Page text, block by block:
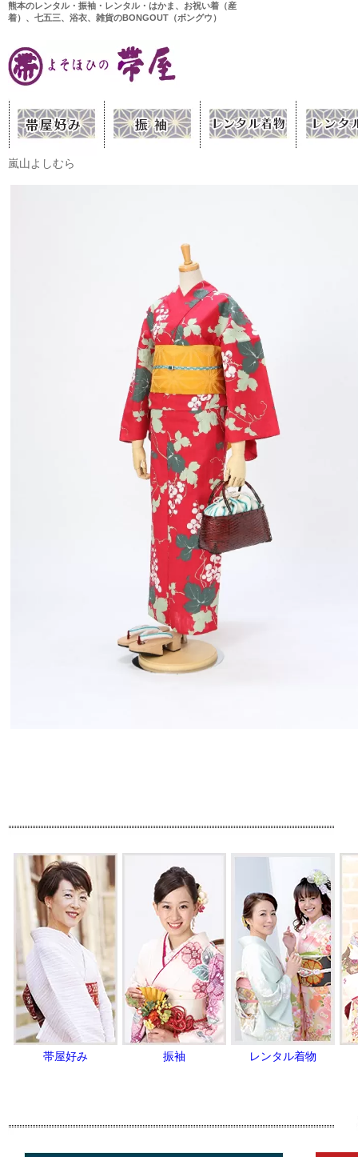
熊本のレンタル・振袖・レンタル・はかま、お祝い着（産
着）、七五三、浴衣、雑貨のBONGOUT（ボングウ）
嵐山よしむら
帯屋好み 振袖 レンタル着物